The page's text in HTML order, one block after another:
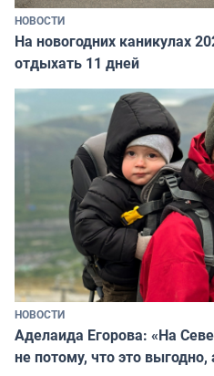
НОВОСТИ
На новогодних каникулах
отдыхать 11 дней
НОВОСТИ
Аделаида Егорова: «На
не потому, что это выгодно,